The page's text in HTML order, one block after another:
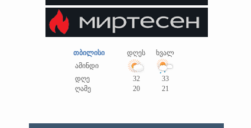
თბილისი დღეს
ხვალ
ამინდი
დღე
32
33
ღამე
20 21